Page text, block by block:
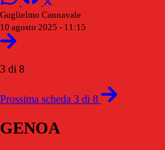
Guglielmo Cannavale
10 agosto 2025 - 11:15
3 di 8
Prossima scheda 3 di 8
GENOA